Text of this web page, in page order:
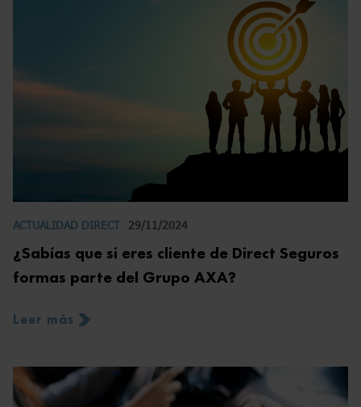
ACTUALIDAD DIRECT 29/11/2024
¿Sabías que si eres cliente de Direct Seguros
formas parte del Grupo AXA?
Leer más